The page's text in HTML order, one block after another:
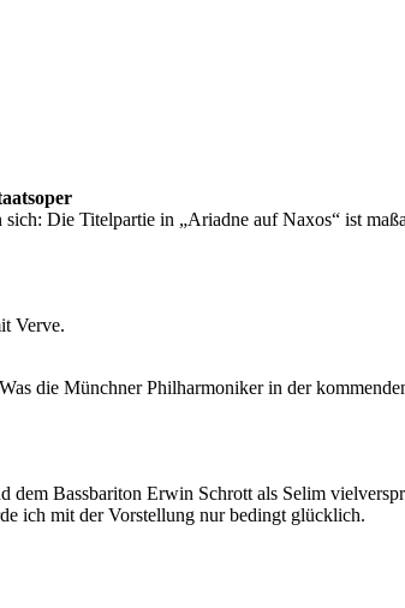
Die Titelpartie in „Ariadne auf Naxos“ ist
Verve.
Was die Münchner Philharmoniker in der
Bassbariton Erwin Schrott als Selim
ich mit der Vorstellung nur bedingt glücklich.